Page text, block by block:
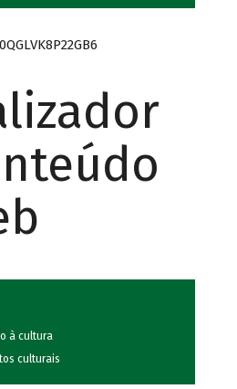
à cultura
culturais